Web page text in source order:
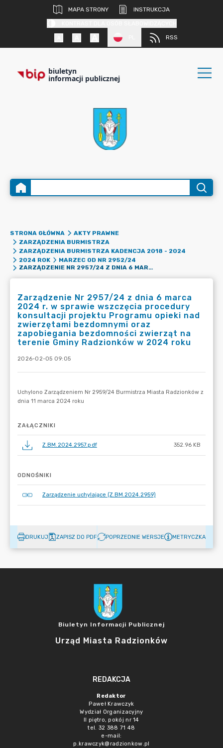
MAPA STRONY
INSTRUKCJA
RSS
biuletyn
informacji publicznej
STRONA GŁÓWNA
AKTY PRAWNE
ZARZĄDZENIA BURMISTRZA
ZARZĄDZENIA BURMISTRZA KADENCJA 2018 - 2024
2024 ROK
MARZEC OD NR 2952/24
ZARZĄDZENIE NR 2957/24 Z DNIA 6 MARCA 2024 R. W SPRAWIE WSZCZĘCIA PROCEDURY KONSULTACJI PROJEKTU PROGRAMU OPIEKI NAD ZWIERZĘTAMI BEZDOMNYMI ORAZ ZAPOBIEGANIA BEZDOMNOŚCI ZWIERZĄT NA TERENIE GMINY RADZIONKÓW W 2024 ROKU
Zarządzenie Nr 2957/24 z dnia 6 marca
2024 r. w sprawie wszczęcia procedury
konsultacji projektu Programu opieki nad
zwierzętami bezdomnymi oraz
zapobiegania bezdomności zwierząt na
terenie Gminy Radzionków w 2024 roku
2026-02-05 09:05
ZAŁĄCZNIKI
Z.BM.2024.2957.pdf 352.96 KB
ODNOŚNIKI
Zarządzenie uchylające (Z.BM.2024.2959)
DRUKUJ ZAPISZ DO PDF POPRZEDNIE WERSJE METRYCZKA
Biuletyn Informacji Publicznej
Urząd Miasta Radzionków
REDAKCJA
Redaktor
Paweł Krawczyk
Wydział Organizacyjny
II piętro, pokój nr 14
tel. 32 388 71 48
e-mail:
p.krawczyk@radzionkow.pl